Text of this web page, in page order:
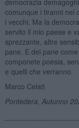
comunque i tiranni nel
i vecchi. Ma la
servito il mio paese e
sprezzante, altre
pane. E del pane
componete poesia,
e quelli che verranno.
Marco Celati
Pontedera, Autunno